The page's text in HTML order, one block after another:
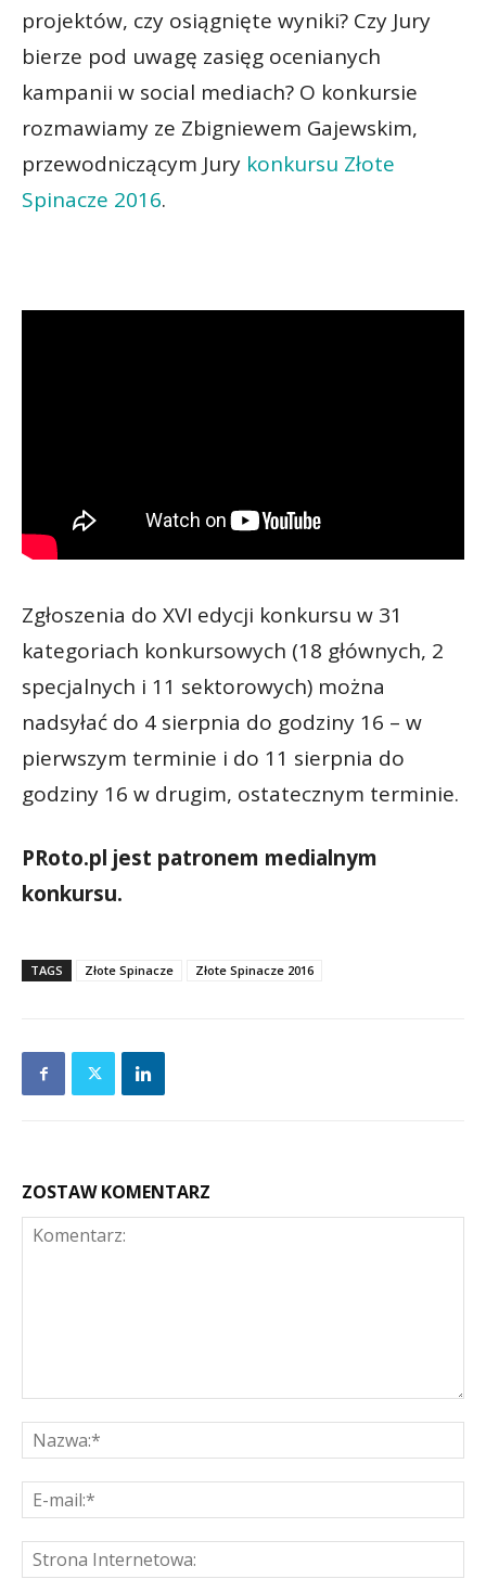
projektów, czy osiągnięte wyniki? Czy Jury
bierze pod uwagę zasięg ocenianych
kampanii w social mediach? O konkursie
rozmawiamy ze Zbigniewem Gajewskim,
przewodniczącym Jury konkursu Złote
Spinacze 2016.
Zgłoszenia do XVI edycji konkursu w 31
kategoriach konkursowych (18 głównych, 2
specjalnych i 11 sektorowych) można
nadsyłać do 4 sierpnia do godziny 16 – w
pierwszym terminie i do 11 sierpnia do
godziny 16 w drugim, ostatecznym terminie.
PRoto.pl jest patronem medialnym
konkursu.
TAGS Złote Spinacze Złote Spinacze 2016
ZOSTAW KOMENTARZ